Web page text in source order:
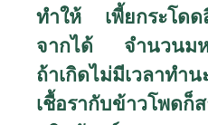
ทำให้ เพี้ยกระโดด
จากได้ จำนวนมห
ถ้าเกิดไม่มีเวลาท
เชื้อรากับข้าวโพดก็